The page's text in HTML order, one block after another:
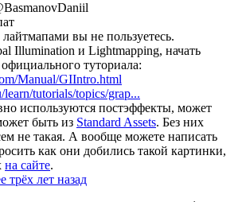
вы не пользуетесь.
Illumination и Lightmapping, начать
туториала:
Manual/GIIntro.html
tutorials/topics/grap...
используются постэффекты, может
быть из Standard Assets. Без них
не такая. А вообще можете написать
как они добились такой картинки,
на сайте.
трёх лет назад